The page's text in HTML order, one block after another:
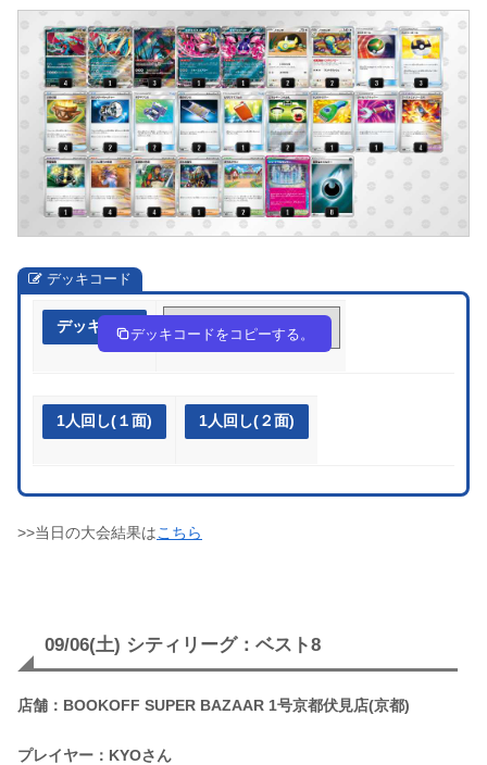
デッキコード
デッキ作成 nQ9NQn-brTaHd-6Hgng9
デッキコードをコピーする。
1人回し(１面) 1人回し(２面)
>>当日の大会結果はこちら
09/06(土) シティリーグ：ベスト8
店舗：BOOKOFF SUPER BAZAAR 1号京都伏見店(京都)
プレイヤー：KYOさん